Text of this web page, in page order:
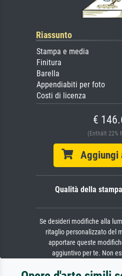
Riassunto
Stampa e media
Finitura
Barella
Appendiabiti per foto
Costi di licenza
€
(Enthält 22%
Aggiungi
Qualità della
Se desideri modifiche alla
ritaglio personalizzato del
apportare queste
aggiuntivo per te. Non